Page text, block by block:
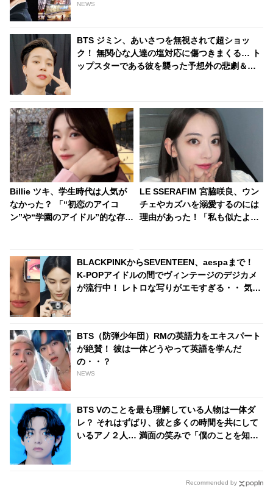
の地主になるってホント？
NEWS
BTS ジミン、あいさつを無視されて超ショッ
ク！ 無関心な人達の塩対応に傷つきまくる… ト
ップスターである彼を襲った予想外の悲劇＆彼
Billie ツキ、学生時代は人気が
なかった？ 「“初恋のアイコ
ン”や“学園のアイドル”的な存在
LE SSERAFIM 宮脇咲良、ウン
チェやカズハを溺愛するのには
理由があった！「私も似たよう
BLACKPINKからSEVENTEEN、aespaまで！
K-POPアイドルの間でヴィンテージのデジカメ
が流行中！ レトロな写りがエモすぎる・・ 気に
BTS（防弾少年団）RMの英語力をエキスパート
が絶賛！ 彼は一体どうやって英語を学んだ
の・・？
NEWS
BTS Vのことを最も理解している人物は一体ダ
レ？ それはずばり、彼と多くの時間を共にして
いるアノ２人… 満面の笑みで「僕のことを知り
Recommended by